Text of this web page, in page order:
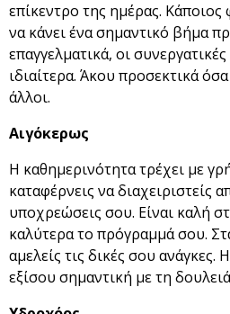
επίκεντρο της ημέρας. Κάποιος
να κάνει ένα σημαντικό βήμα
επαγγελματικά, οι
ιδιαίτερα. Άκου προσεκτικά
άλλοι.
Αιγόκερως
Η καθημερινότητα τρέχει με
καταφέρνεις να διαχειριστείς
υποχρεώσεις σου. Είναι καλή
καλύτερα το πρόγραμμά σου.
αμελείς τις δικές σου ανάγκες.
εξίσου σημαντική με τη